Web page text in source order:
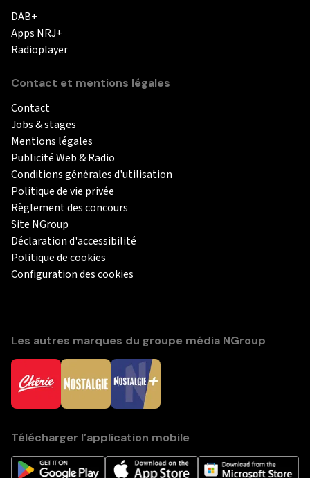
DAB+
Apps NRJ+
Radioplayer
Contact et mentions légales
Contact
Jobs & stages
Mentions légales
Publicité Web & Radio
Conditions générales d'utilisation
Politique de vie privée
Règlement des concours
Site NGroup
Déclaration d'accessibilité
Politique de cookies
Configuration des cookies
Les autres marques du groupe média NGroup
Télécharger l’application mobile